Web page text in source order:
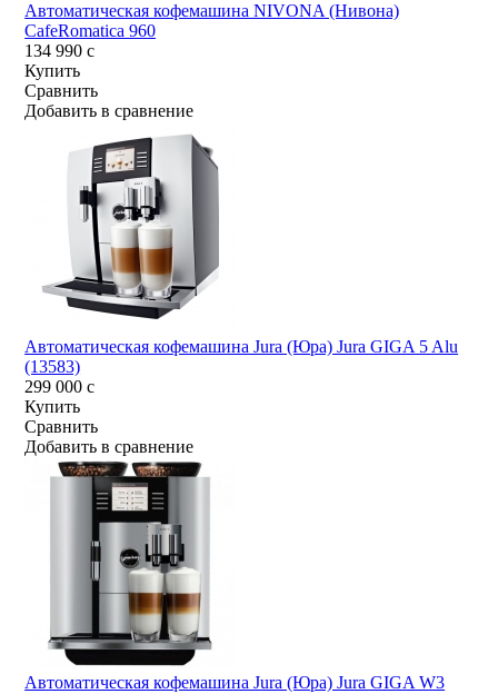
Автоматическая кофемашина NIVONA (Нивона)
CafeRomatica 960
134 990c
Купить
Сравнить
Добавить в сравнение
Автоматическая кофемашина Jura (Юра) Jura GIGA 5 Alu
(13583)
299 000c
Купить
Сравнить
Добавить в сравнение
Автоматическая кофемашина Jura (Юра) Jura GIGA W3